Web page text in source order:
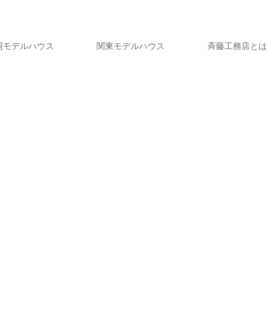
モデルハウス 関東モデルハウス 斉藤工務店とは